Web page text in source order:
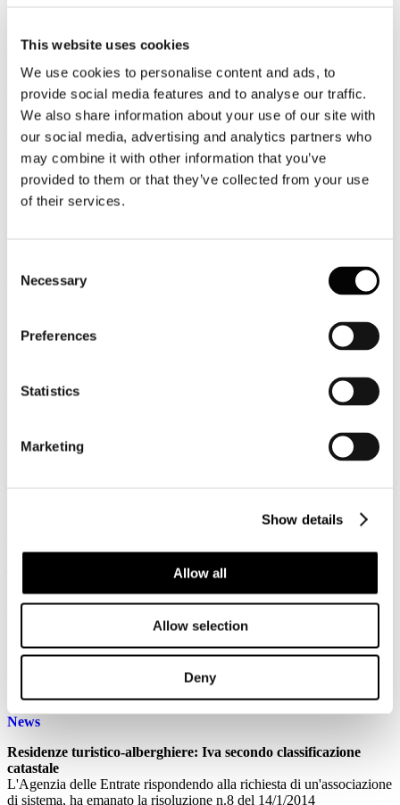
This website uses cookies
We use cookies to personalise content and ads, to
provide social media features and to analyse our traffic.
We also share information about your use of our site with
our social media, advertising and analytics partners who
may combine it with other information that you’ve
provided to them or that they’ve collected from your use
of their services.
Selection
Necessary
Preferences
Statistics
Marketing
Show details
Allow all
Allow selection
Deny
maggiorazione TARES
Comunicato del Ministero dell'Economia e delle Finanze
Leggi tutto...
17
2014
Associazione Italiana Confindustria Alberghi
La Newsletter di Associazione Italiana Confindustria Alberghi
n.8/2014
On line i primi modelli “ufficiali” che segnano la fine della fase di
prova. Pochi ritocchi e qualche variazione rispetto ai prototipi
SIAE TARIFFE 2014 e VERIFICHE MAV n. 7 del 16/01/2014
Controllo dei dati riportati nei MAV Siae prima del pagamento -
A TU PER TU CON TRIPADVISOR: OPPORTUNITÀ O
MINACCIA PER LE IMPRESE ALBERGHIERE? 27
incontro a MATERA per approfondire temi e problemi del settore
Associazione Italiana Confindustria Alberghi
La Newsletter di Associazione Italiana Confindustria Alberghi
News
Residenze turistico-alberghiere: Iva secondo classificazione
catastale
L'Agenzia delle Entrate rispondendo alla richiesta di un'associazione
di sistema, ha emanato la risoluzione n.8 del 14/1/2014